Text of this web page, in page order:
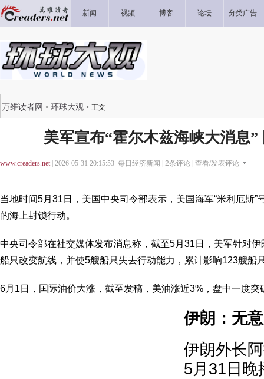
新闻 视频 博客 论坛 分类广告
万维读者网 > 环球大观 > 正文
美军宣布“霍尔木兹海峡大消息”
www.creaders.net| 2026-05-31 20:15:53 每日经济新闻 | 2条评论 | 查看/发表评论
当地时间5月31日，美国中央司令部表示，美国海军“米利厄斯”
的海上封锁行动。
中央司令部在社交媒体发布消息称，截至5月31日，美军针对
船只改变航线，并使5艘船只失去行动能力，累计影响123艘船
6月1日，国际油价大涨，截至发稿，美油涨近3%，盘中一度突
伊朗：无
伊朗外长
5月31日晚